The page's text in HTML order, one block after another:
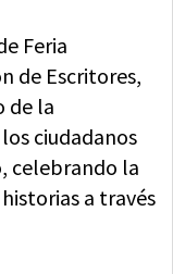
Feria
de Escritores,
de la
ciudadanos
celebrando la
a través